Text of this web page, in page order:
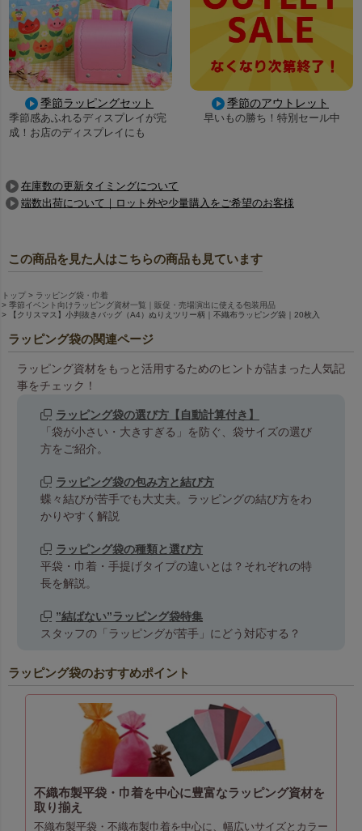
季節ラッピングセット
季節感あふれるディスプレイが完
成！お店のディスプレイにも
季節のアウトレット
早いもの勝ち！特別セール中
在庫数の更新タイミングについて
端数出荷について｜ロット外や少量購入をご希望のお客様
この商品を見た人はこちらの商品も見ています
トップ
ラッピング袋・巾着
季節イベント向けラッピング資材一覧｜販促・売場演出に使える包装用品
【クリスマス】小判抜きバッグ（A4）ぬりえツリー柄｜不織布ラッピング袋｜20枚入
ラッピング袋の関連ページ
ラッピング資材をもっと活用するためのヒントが詰まった人気記
事をチェック！
ラッピング袋の選び方【自動計算付き】
「袋が小さい・大きすぎる」を防ぐ、袋サイズの選び
方をご紹介。
ラッピング袋の包み方と結び方
蝶々結びが苦手でも大丈夫。ラッピングの結び方をわ
かりやすく解説
ラッピング袋の種類と選び方
平袋・巾着・手提げタイプの違いとは？それぞれの特
長を解説。
”結ばない”ラッピング袋特集
スタッフの「ラッピングが苦手」にどう対応する？
ラッピング袋のおすすめポイント
不織布製平袋・巾着を中心に豊富なラッピング資材を
取り揃え
不織布製平袋・不織布製巾着を中心に、幅広いサイズとカラー